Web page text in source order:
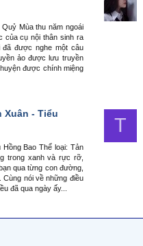
Mùa thu năm ngoái
của cụ nội thân sinh ra
được nghe một câu
ảo được lưu truyền
được chính miệng
Xuân - Tiểu
Bao Thể loại: Tản
trong xanh và rực rỡ,
qua từng con đường,
Cùng nói về những điều
đã qua ngày ấy...
T